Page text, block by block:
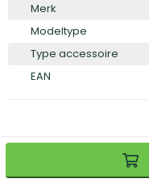
Merk
Modeltype
Type accessoire
EAN